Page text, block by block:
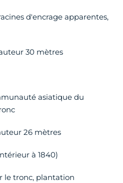
d'encrage apparentes,
30 mètres
asiatique du
26 mètres
à 1840)
le tronc, plantation